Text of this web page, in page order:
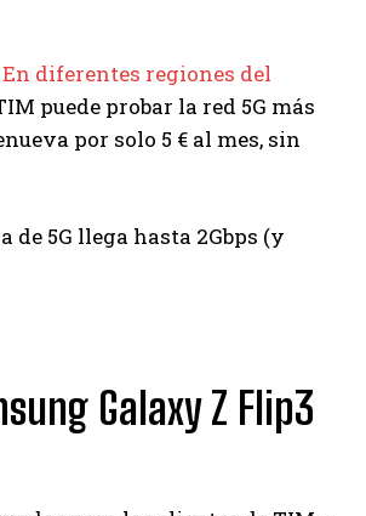
En diferentes regiones del
puede probar la red 5G más
por solo 5 € al mes, sin
de 5G llega hasta 2Gbps (y
Galaxy Z Flip3